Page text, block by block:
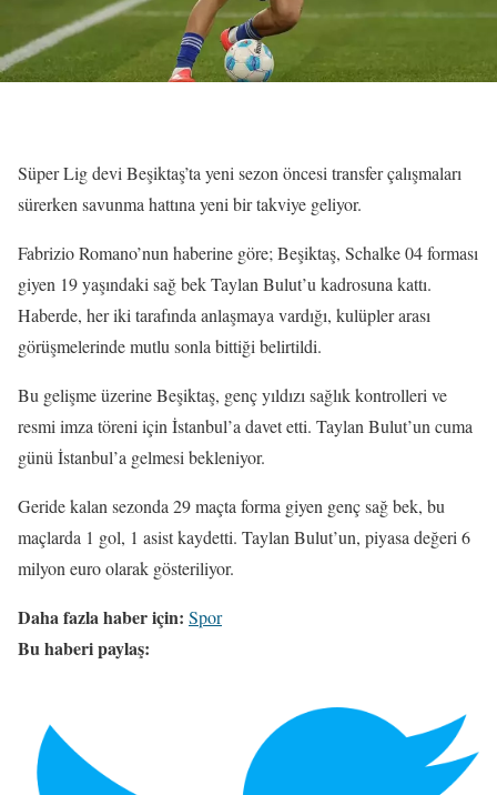
Süper Lig devi Beşiktaş’ta yeni sezon öncesi transfer çalışmaları
sürerken savunma hattına yeni bir takviye geliyor.
Fabrizio Romano’nun haberine göre; Beşiktaş, Schalke 04 forması
giyen 19 yaşındaki sağ bek Taylan Bulut’u kadrosuna kattı.
Haberde, her iki tarafında anlaşmaya vardığı, kulüpler arası
görüşmelerinde mutlu sonla bittiği belirtildi.
Bu gelişme üzerine Beşiktaş, genç yıldızı sağlık kontrolleri ve
resmi imza töreni için İstanbul’a davet etti. Taylan Bulut’un cuma
günü İstanbul’a gelmesi bekleniyor.
Geride kalan sezonda 29 maçta forma giyen genç sağ bek, bu
maçlarda 1 gol, 1 asist kaydetti. Taylan Bulut’un, piyasa değeri 6
milyon euro olarak gösteriliyor.
Daha fazla haber için: Spor
Bu haberi paylaş: